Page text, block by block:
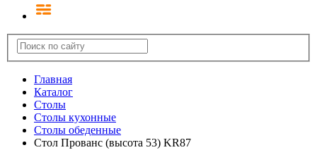
Главная
Каталог
Столы
Столы кухонные
Cтолы обеденные
Стол Прованс (высота 53) KR87